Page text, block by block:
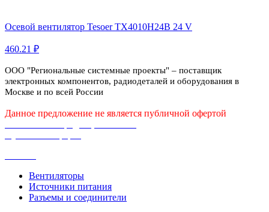
Осевой вентилятор Tesoer TX4010H24B 24 V
460.21 ₽
ООО "Региональные системные проекты" – поставщик
электронных компонентов, радиодеталей и оборудования в
Москве и по всей России
Данное предложение не является публичной офертой
Вентиляторы
Источники питания
Разъемы и соединители